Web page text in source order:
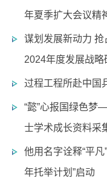
年夏季扩大会议精
谋划发展新动力
2024年度发展战略
过程工程所赴中国
“懿”心报国绿色
士学术成长资料采
他用名字诠释“平
年托举计划”启动